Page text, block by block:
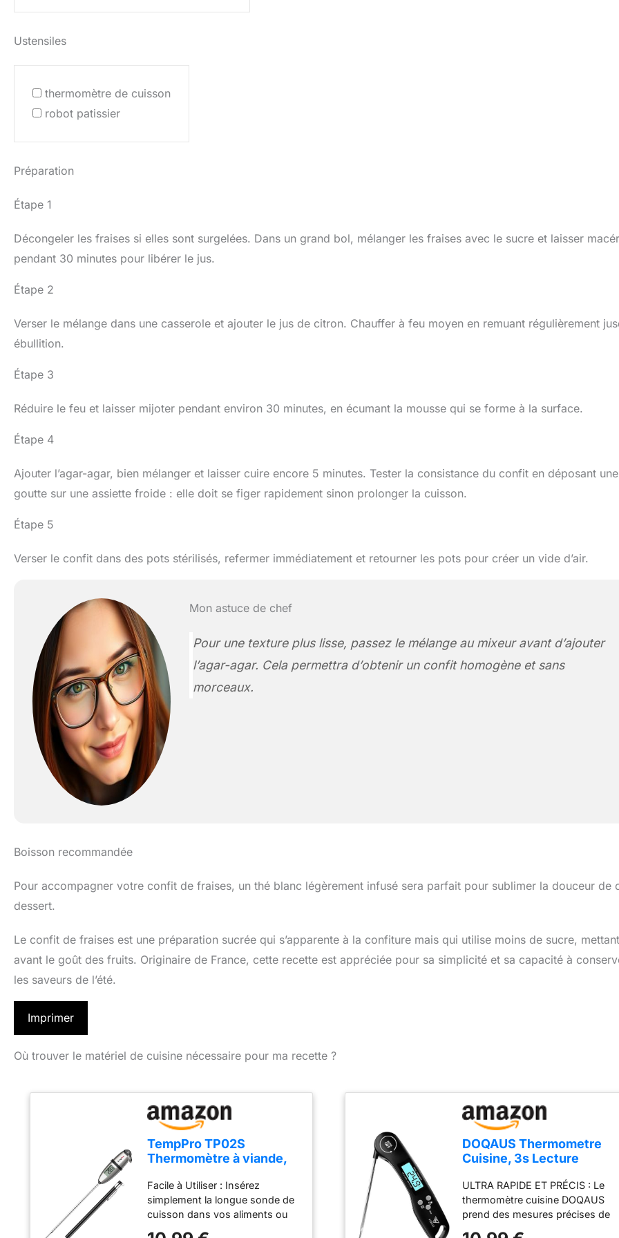
Ustensiles
thermomètre de cuisson
robot patissier
Préparation
Étape 1
Décongeler les fraises si elles sont surgelées. Dans un grand bol, mélanger les fraises avec le sucre et laisser
pendant 30 minutes pour libérer le jus.
Étape 2
Verser le mélange dans une casserole et ajouter le jus de citron. Chauffer à feu moyen en remuant régulièrement
ébullition.
Étape 3
Réduire le feu et laisser mijoter pendant environ 30 minutes, en écumant la mousse qui se forme à la surface.
Étape 4
Ajouter l’agar-agar, bien mélanger et laisser cuire encore 5 minutes. Tester la consistance du confit en déposant une
goutte sur une assiette froide : elle doit se figer rapidement sinon prolonger la cuisson.
Étape 5
Verser le confit dans des pots stérilisés, refermer immédiatement et retourner les pots pour créer un vide d’air.
Mon astuce de chef
Pour une texture plus lisse, passez le mélange au mixeur avant d’ajouter
l’agar-agar. Cela permettra d’obtenir un confit homogène et sans
morceaux.
Boisson recommandée
Pour accompagner votre confit de fraises, un thé blanc légèrement infusé sera parfait pour sublimer la douceur de
dessert.
Le confit de fraises est une préparation sucrée qui s’apparente à la confiture mais qui utilise moins de sucre,
avant le goût des fruits. Originaire de France, cette recette est appréciée pour sa simplicité et sa capacité à
les saveurs de l’été.
Imprimer
Où trouver le matériel de cuisine nécessaire pour ma recette ?
TempPro TP02S
Thermomètre à viande,
instantanée 3s
Facile à Utiliser : Insérez
simplement la longue sonde de
cuisson dans vos aliments ou
DOQAUS Thermometre
Cuisine, 3s Lecture
Cuisson, Thermomètre
viande, avec Écran LCD
et Auto On/Off, Sonde
Pliable pour Cuisson,
ULTRA RAPIDE ET PRÉCIS : Le
thermomètre cuisine DOQAUS
prend des mesures précises de